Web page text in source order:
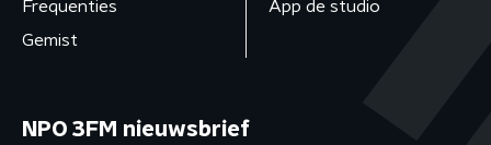
Frequenties
Gemist
App de studio
NPO 3FM nieuwsbrief